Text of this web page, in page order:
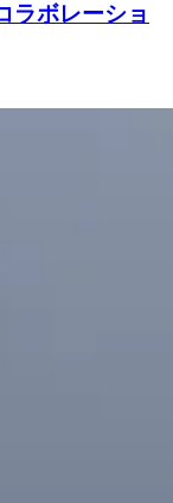
ラボレーショ